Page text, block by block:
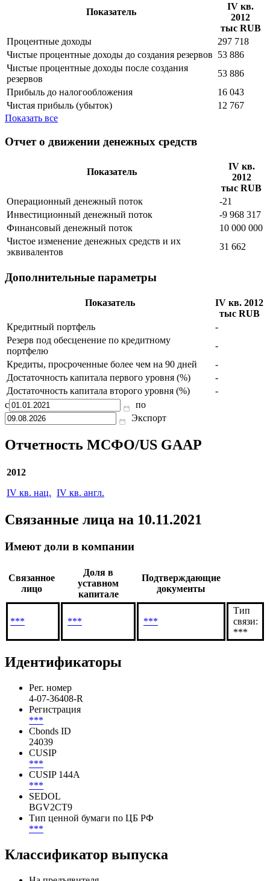
Показатель
IV кв.
2012
тыс RUB
Процентные доходы
297 718
Чистые процентные доходы до создания резервов 53 886
Чистые процентные доходы поcле создания
резервов
53 886
Прибыль до налогообложения
16 043
Чистая прибыль (убыток)
12 767
Показать все
Отчет о движении денежных средств
Показатель
IV кв.
2012
тыс RUB
Операционный денежный поток
-21
Инвестиционный денежный поток
-9 968 317
Финансовый денежный поток
10 000 000
Чистое изменение денежных средств и их
эквивалентов
31 662
Дополнительные параметры
Показатель
IV кв. 2012
тыс RUB
Кредитный портфель
-
Резерв под обесценение по кредитному
портфелю
-
Кредиты, просроченные более чем на 90 дней
-
Достаточность капитала первого уровня (%)
-
Достаточность капитала второго уровня (%)
-
с
по
Экспорт
Отчетность МСФО/US GAAP
2012
IV кв. нац. IV кв. англ.
Связанные лица на 10.11.2021
Имеют доли в компании
Связанное
лицо
Доля в
уставном
капитале
Подтверждающие
документы
*** *** ***
Тип
связи:
***
Идентификаторы
Рег. номер
4-07-36408-R
Регистрация
***
Cbonds ID
24039
CUSIP
***
CUSIP 144A
***
SEDOL
BGV2CT9
Тип ценной бумаги по ЦБ РФ
***
Классификатор выпуска